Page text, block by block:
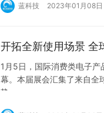
蓝科技 2023年01月08日
开拓全新使用场景 全
1月5日，国际消费类电子
幕。本届展会汇集了来自全
势。